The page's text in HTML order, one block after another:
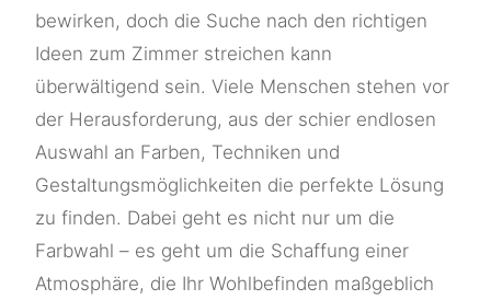
bewirken, doch die Suche nach den richtigen
Ideen zum Zimmer streichen kann
überwältigend sein. Viele Menschen stehen vor
der Herausforderung, aus der schier endlosen
Auswahl an Farben, Techniken und
Gestaltungsmöglichkeiten die perfekte Lösung
zu finden. Dabei geht es nicht nur um die
Farbwahl – es geht um die Schaffung einer
Atmosphäre, die Ihr Wohlbefinden maßgeblich